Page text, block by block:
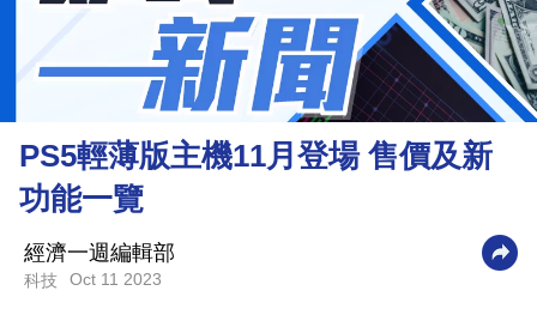
樓
市
財
業
科
PS5輕薄版主機11月登場 售價及新
功能一覽
經濟一週編輯部
科技 Oct 11 2023